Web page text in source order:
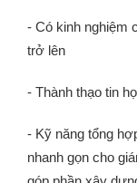
- Có kinh nghiệm
trở lên
- Thành thạo tin
- Kỹ năng tổng
nhanh gọn cho